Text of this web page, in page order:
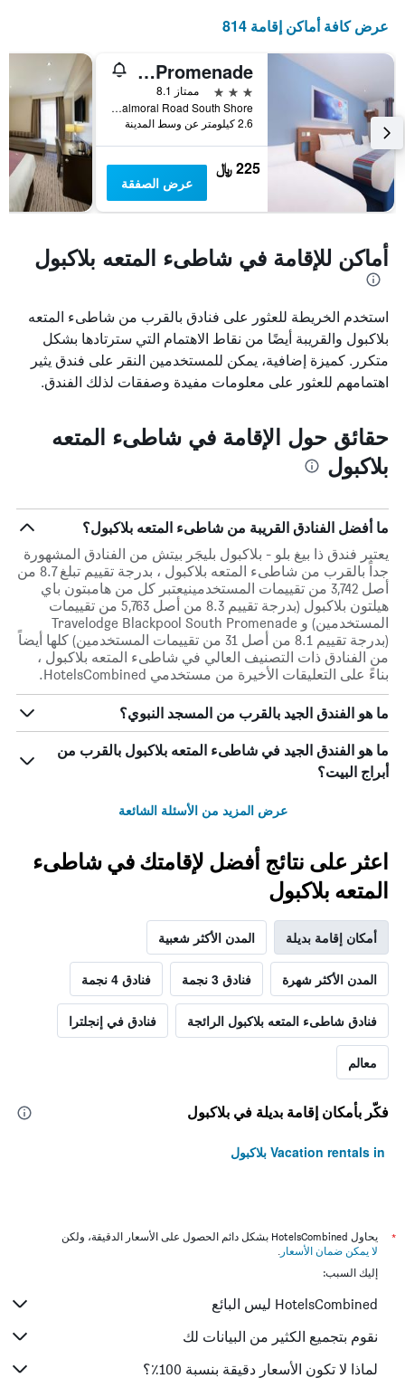
عرض كافة أماكن إقامة 814
Travelodge Blackpool South Promenade
3 نجوم
ممتاز 8.1
Balmoral Road South Shore, بلاكبول, المملكة المتحدة
2.6 كيلومتر عن وسط المدينة
225 ﷼
عرض الصفقة
أماكن للإقامة في شاطىء المتعه بلاكبول
استخدم الخريطة للعثور على فنادق بالقرب من شاطىء المتعه
بلاكبول والقريبة أيضًا من نقاط الاهتمام التي سترتادها بشكل
متكرر. كميزة إضافية، يمكن للمستخدمين النقر على فندق يثير
اهتمامهم للعثور على معلومات مفيدة وصفقات لذلك الفندق.
حقائق حول الإقامة في شاطىء المتعه
بلاكبول
ما أفضل الفنادق القريبة من شاطىء المتعه بلاكبول؟
يعتبر فندق ذا بيغ بلو - بلاكبول بليجَر بيتش من الفنادق المشهورة
جداً بالقرب من شاطىء المتعه بلاكبول ، بدرجة تقييم تبلغ 8.7 من
أصل 3,742 من تقييمات المستخدمينيعتبر كل من هامبتون باي
هيلتون بلاكبول (بدرجة تقييم 8.3 من أصل 5,763 من تقييمات
المستخدمين) و Travelodge Blackpool South Promenade
(بدرجة تقييم 8.1 من أصل 31 من تقييمات المستخدمين) كلها أيضاً
من الفنادق ذات التصنيف العالي في شاطىء المتعه بلاكبول ،
بناءً على التعليقات الأخيرة من مستخدمي HotelsCombined.
ما هو الفندق الجيد بالقرب من المسجد النبوي؟
ما هو الفندق الجيد في شاطىء المتعه بلاكبول بالقرب من
أبراج البيت؟
عرض المزيد من الأسئلة الشائعة
اعثر على نتائج أفضل لإقامتك في شاطىء
المتعه بلاكبول
أمكان إقامة بديلة المدن الأكثر شعبية
المدن الأكثر شهرة فنادق 3 نجمة فنادق 4 نجمة
فنادق شاطىء المتعه بلاكبول الرائجة فنادق في إنجلترا
معالم
فكّر بأمكان إقامة بديلة في بلاكبول
Vacation rentals in بلاكبول
*
يحاول HotelsCombined بشكل دائم الحصول على الأسعار الدقيقة، ولكن
لا يمكن ضمان الأسعار .
إليك السبب:
HotelsCombined ليس البائع
نقوم بتجميع الكثير من البيانات لك
لماذا لا تكون الأسعار دقيقة بنسبة 100٪؟